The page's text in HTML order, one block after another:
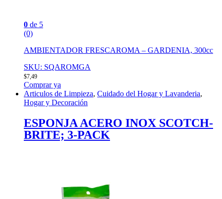
0 de 5
(0)
AMBIENTADOR FRESCAROMA – GARDENIA, 300cc
SKU: SQAROMGA
$7,49
Comprar ya
Articulos de Limpieza, Cuidado del Hogar y Lavanderia,
Hogar y Decoración
ESPONJA ACERO INOX SCOTCH-
BRITE; 3-PACK